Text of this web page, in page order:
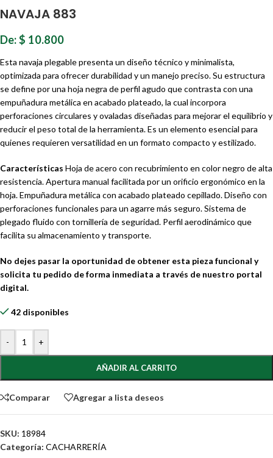
NAVAJA 883
De:$ 10.800
Esta navaja plegable presenta un diseño técnico y minimalista,
optimizada para ofrecer durabilidad y un manejo preciso. Su estructura
se define por una hoja negra de perfil agudo que contrasta con una
empuñadura metálica en acabado plateado, la cual incorpora
perforaciones circulares y ovaladas diseñadas para mejorar el equilibrio y
reducir el peso total de la herramienta. Es un elemento esencial para
quienes requieren versatilidad en un formato compacto y estilizado.
Características Hoja de acero con recubrimiento en color negro de alta
resistencia. Apertura manual facilitada por un orificio ergonómico en la
hoja. Empuñadura metálica con acabado plateado cepillado. Diseño con
perforaciones funcionales para un agarre más seguro. Sistema de
plegado fluido con tornillería de seguridad. Perfil aerodinámico que
facilita su almacenamiento y transporte.
No dejes pasar la oportunidad de obtener esta pieza funcional y
solicita tu pedido de forma inmediata a través de nuestro portal
digital.
42 disponibles
- +
AÑADIR AL CARRITO
Comparar Agregar a lista deseos
SKU: 18984
Categoría: CACHARRERÍA